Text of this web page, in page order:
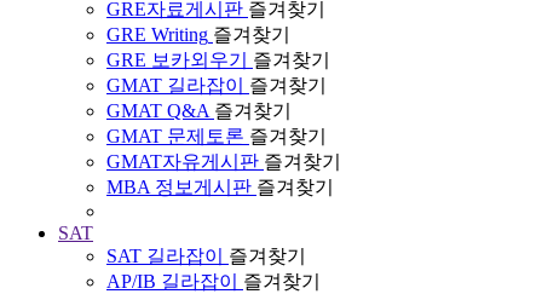
GRE자료게시판 즐겨찾기
GRE Writing 즐겨찾기
GRE 보카외우기
즐겨찾기
GMAT 길라잡이
즐겨찾기
GMAT Q&A 즐겨찾기
GMAT 문제토론 즐겨찾기
GMAT자유게시판 즐겨찾기
MBA 정보게시판 즐겨찾기
SAT
SAT 길라잡이
즐겨찾기
AP/IB 길라잡이
즐겨찾기